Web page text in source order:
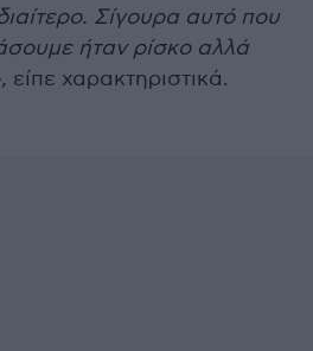
Σίγουρα αυτό που
ήταν ρίσκο αλλά
είπε χαρακτηριστικά.